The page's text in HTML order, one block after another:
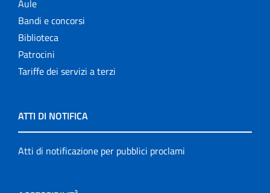
Aule
Bandi e concorsi
Biblioteca
Patrocini
Tariffe dei servizi a terzi
ATTI DI NOTIFICA
Atti di notificazione per pubblici proclami